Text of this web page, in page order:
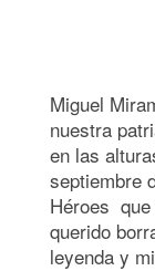
Miguel
nuestra
en las
septiembre
Héroes
querido
leyenda y